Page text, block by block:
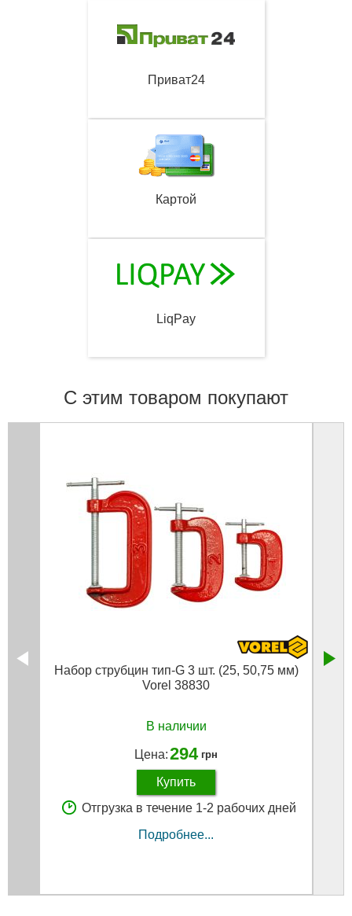
Приват24
Картой
LiqPay
С этим товаром покупают
Набор струбцин тип-G 3 шт. (25, 50,75 мм)
Vorel 38830
В наличии
Цена:294 грн
Купить
Отгрузка в течение 1-2 рабочих дней
Подробнее...